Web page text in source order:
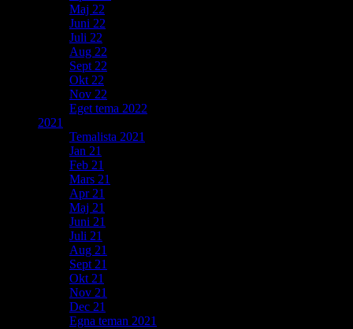
Maj 22
Juni 22
Juli 22
Aug 22
Sept 22
Okt 22
Nov 22
Eget tema 2022
2021
Temalista 2021
Jan 21
Feb 21
Mars 21
Apr 21
Maj 21
Juni 21
Juli 21
Aug 21
Sept 21
Okt 21
Nov 21
Dec 21
Egna teman 2021